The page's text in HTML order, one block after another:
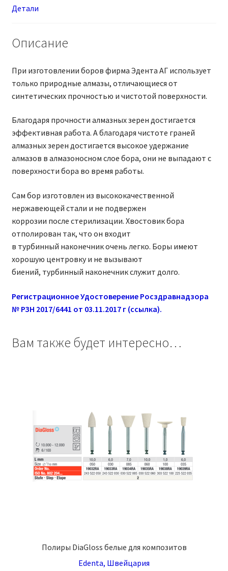
Детали
Описание
При изготовлении боров фирма Эдента АГ использует
только природные алмазы, отличающиеся от
синтетических прочностью и чистотой поверхности.
Благодаря прочности алмазных зерен достигается
эффективная работа. А благодаря чистоте граней
алмазных зерен достигается высокое удержание
алмазов в алмазоносном слое бора, они не выпадают с
поверхности бора во время работы.
Сам бор изготовлен из высококачественной
нержавеющей стали и не подвержен
коррозии после стерилизации. Хвостовик бора
отполирован так, что он входит
в турбинный наконечник очень легко. Боры имеют
хорошую центровку и не вызывают
биений, турбинный наконечник служит долго.
Регистрационное Удостоверение Росздравнадзора
№ РЗН 2017/6441 от 03.11.2017 г (ссылка).
Вам также будет интересно…
Полиры DiaGloss белые для композитов
Edenta, Швейцария